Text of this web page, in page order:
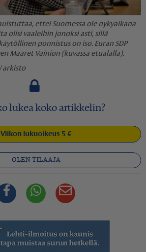
ettei Suomessa ole nykyaikana
olisi vaaleihin jonoksi asti, sillä
ponnistus on iso. Euran SDP
Maaret Vainion (kuvassa etualalla).
arkisto
lukea koko artikkelin?
Viikon lukuoikeus 5 €
OLEN TILAAJA
FacebookWhatsappSähköposti